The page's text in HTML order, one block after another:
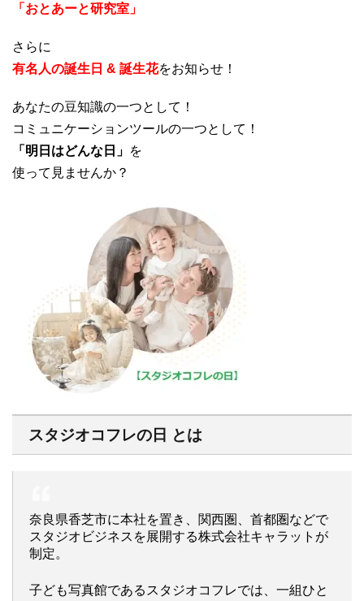
「おとあーと研究室」
さらに
有名人の誕生日 & 誕生花をお知らせ！
あなたの豆知識の一つとして！
コミュニケーションツールの一つとして！
「明日はどんな日」 を
使って見ませんか？
スタジオコフレの日 とは
奈良県香芝市に本社を置き、関西圏、首都圏などで
スタジオビジネスを展開する株式会社キャラットが
制定。
子ども写真館であるスタジオコフレでは、一組ひと